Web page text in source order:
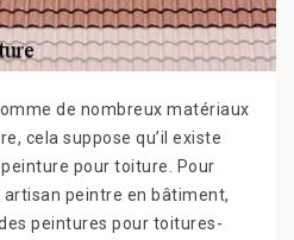
de nombreux matériaux
cela suppose qu’il existe
pour toiture. Pour
artisan peintre en bâtiment,
peintures pour toitures-